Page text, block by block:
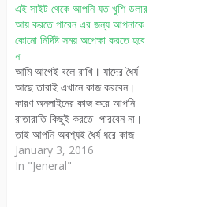
এই সাইট থেকে আপনি যত খুশি ডলার
আয় করতে পারেন এর জন্য আপনাকে
কোনো নির্দিষ্ট সময় অপেক্ষা করতে হবে
না
আমি আগেই বলে রাখি। যাদের ধৈর্য
আছে তারাই এখানে কাজ করবেন।
কারণ অনলাইনের কাজ করে আপনি
রাতারাতি কিছুই করতে পারবেন না।
তাই আপনি অবশ্যই ধৈর্য ধরে কাজ
করতে পারলে আপনি বড় কিছু করতে
পারবেন। অনেকে সাইনআপ করে
January 3, 2016
In "Jeneral"